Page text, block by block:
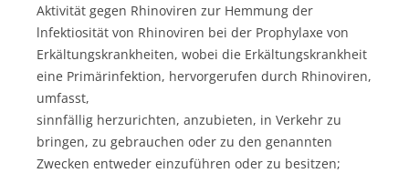
Aktivität gegen Rhinoviren zur Hemmung der
lnfektiosität von Rhinoviren bei der Prophylaxe von
Erkältungskrankheiten, wobei die Erkältungskrankheit
eine Primärinfektion, hervorgerufen durch Rhinoviren,
umfasst,
sinnfällig herzurichten, anzubieten, in Verkehr zu
bringen, zu gebrauchen oder zu den genannten
Zwecken entweder einzuführen oder zu besitzen;